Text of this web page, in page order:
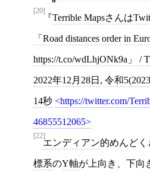
[20]
Terrible Mapsさんは
「Road distances order in
https://t.co/wdLhjONk9a」 /
2022年12月28日 , 令和
14秒 https://twitter.com/
46855512065
[22]
エンディアン的めんど
標系のY軸が上向き、下向